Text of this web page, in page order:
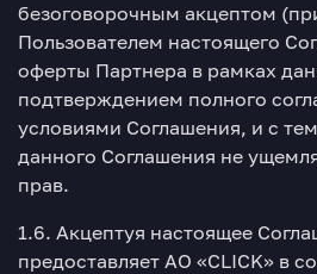
безоговорочным акцептом
Пользователем настоящего
оферты Партнера в рамках
подтверждением полного
условиями Соглашения, и с
данного Соглашения не
прав.
1.6. Акцептуя настоящее
предоставляет АО «CLICK» в